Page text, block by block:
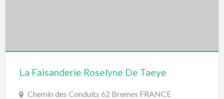
La Faisanderie Roselyne De Taeye
Chemin des Conduits 62 Bremes FRANCE